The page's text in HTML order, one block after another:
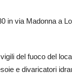
in via Madonna a
del fuoco del
e divaricatori